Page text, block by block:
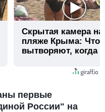
Скрытая камера на
пляже Крыма: Что
вытворяют, когда
первые
России" на